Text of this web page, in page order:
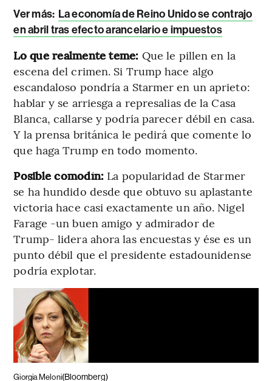
Ver más: La economía de Reino Unido se contrajo
en abril tras efecto arancelario e impuestos
Lo que realmente teme: Que le pillen en la
escena del crimen. Si Trump hace algo
escandaloso pondría a Starmer en un aprieto:
hablar y se arriesga a represalias de la Casa
Blanca, callarse y podría parecer débil en casa.
Y la prensa británica le pedirá que comente lo
que haga Trump en todo momento.
Posible comodín: La popularidad de Starmer
se ha hundido desde que obtuvo su aplastante
victoria hace casi exactamente un año. Nigel
Farage -un buen amigo y admirador de
Trump- lidera ahora las encuestas y ése es un
punto débil que el presidente estadounidense
podría explotar.
Giorgia Meloni(Bloomberg)